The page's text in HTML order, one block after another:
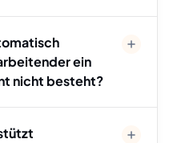
ein
nicht besteht?